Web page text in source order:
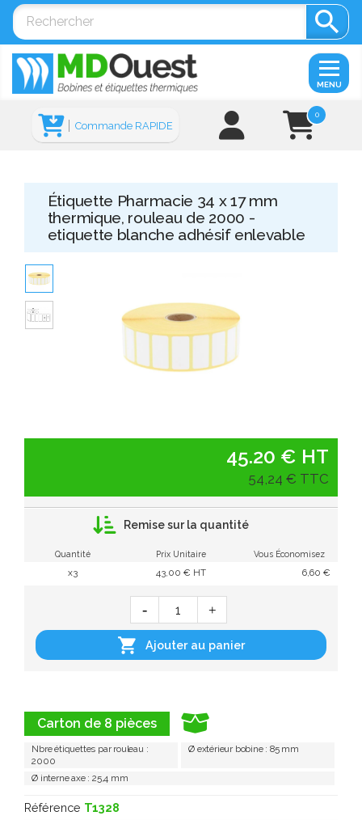

0
Commande RAPIDE
MENU
Étiquette Pharmacie 34 x 17 mm
thermique, rouleau de 2000 -
etiquette blanche adhésif enlevable
Carton de 8 pièces
Nbre étiquettes par rouleau :
2000
Ø extérieur bobine : 85 mm
Ø interne axe : 25,4 mm
Référence T1328
45.20 € HT
54,24 € TTC
Remise sur la quantité
Quantité Prix Unitaire Vous Économisez
x3 43,00 € HT 6,60 €
 Ajouter au panier